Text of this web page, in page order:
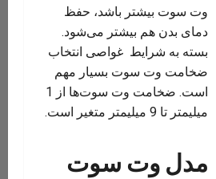
وت سوت بیشتر باشد، حفظ
دمای بدن هم بیشتر می‌شود.
بسته به شرایط غواصی انتخاب
ضخامت وت سوت بسیار مهم
است. ضخامت وت سوت‌ها از 1
میلیمتر تا 9 میلیمتر متغیر است.
مدل وت سوت